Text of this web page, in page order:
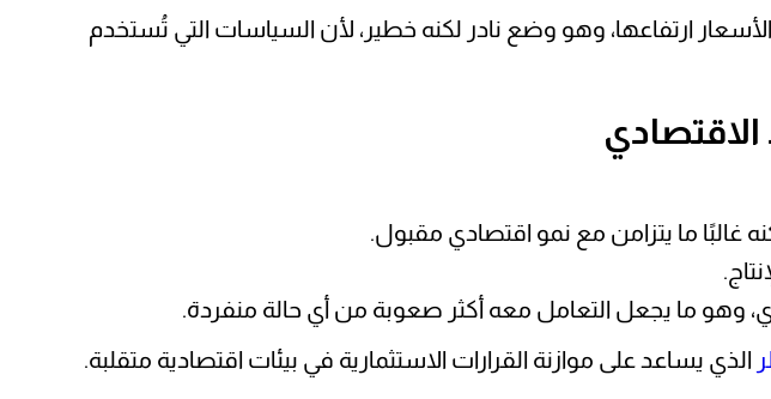
ارتفاعها، وهو وضع نادر لكنه خطير، لأن السياسات التي تُستخدم
الاقتصادي
غالبًا ما يتزامن مع نمو اقتصادي مقبول.
وهو ما يجعل التعامل معه أكثر صعوبة من أي حالة منفردة.
الذي يساعد على موازنة القرارات الاستثمارية في بيئات اقتصادية متقلبة.